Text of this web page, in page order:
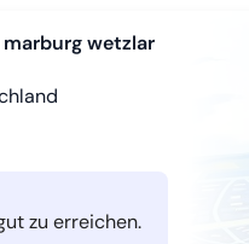
wetzlar
zu erreichen.